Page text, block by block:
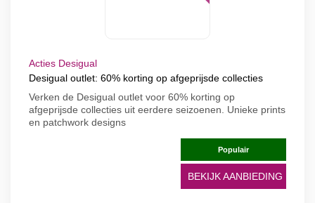
Acties Desigual
Desigual outlet: 60% korting op afgeprijsde collecties
Verken de Desigual outlet voor 60% korting op
afgeprijsde collecties uit eerdere seizoenen. Unieke prints
en patchwork designs
Populair
BEKIJK AANBIEDING